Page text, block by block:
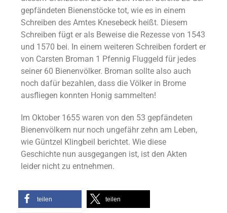
gepfändeten Bienenstöcke tot, wie es in einem
Schreiben des Amtes Knesebeck heißt. Diesem
Schreiben fügt er als Beweise die Rezesse von 1543
und 1570 bei. In einem weiteren Schreiben fordert er
von Carsten Broman 1 Pfennig Fluggeld für jedes
seiner 60 Bienenvölker. Broman sollte also auch
noch dafür bezahlen, dass die Völker in Brome
ausfliegen konnten Honig sammelten!
Im Oktober 1655 waren von den 53 gepfändeten
Bienenvölkern nur noch ungefähr zehn am Leben,
wie Güntzel Klingbeil berichtet. Wie diese
Geschichte nun ausgegangen ist, ist den Akten
leider nicht zu entnehmen.
teilen teilen